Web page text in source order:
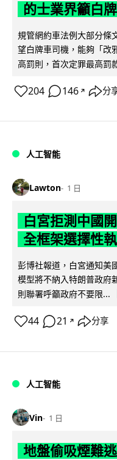
的士業界籲白
規管網約車法例大部分條
望白牌車司機，能夠「改
高罰則，首次定罪最高罰
204 146 ↗ 分
人工智能
Lawton 1 日
白宮拒測中國
全框架選擇性
彭博社報道，白宮通知美
模型將不納入特朗普政府
則聯署呼籲政府不要限...
44 21 ↗ 分享
人工智能
Vin 1 日
地盤偷吸煙難